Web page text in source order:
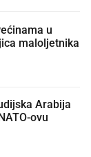
u
maloljetnika
Arabija
ovu